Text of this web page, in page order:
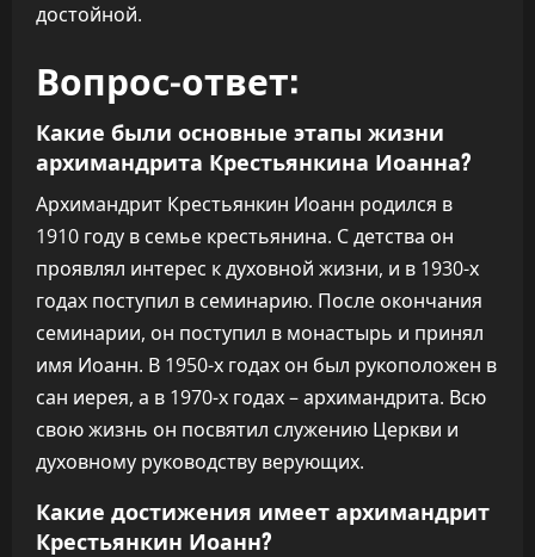
достойной.
Вопрос-ответ:
Какие были основные этапы жизни
архимандрита Крестьянкина Иоанна?
Архимандрит Крестьянкин Иоанн родился в
1910 году в семье крестьянина. С детства он
проявлял интерес к духовной жизни, и в 1930-х
годах поступил в семинарию. После окончания
семинарии, он поступил в монастырь и принял
имя Иоанн. В 1950-х годах он был рукоположен в
сан иерея, а в 1970-х годах – архимандрита. Всю
свою жизнь он посвятил служению Церкви и
духовному руководству верующих.
Какие достижения имеет архимандрит
Крестьянкин Иоанн?